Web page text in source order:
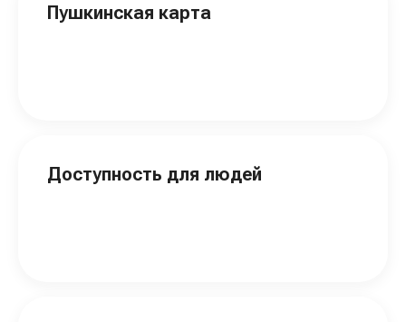
Пушкинская карта
Доступность для людей